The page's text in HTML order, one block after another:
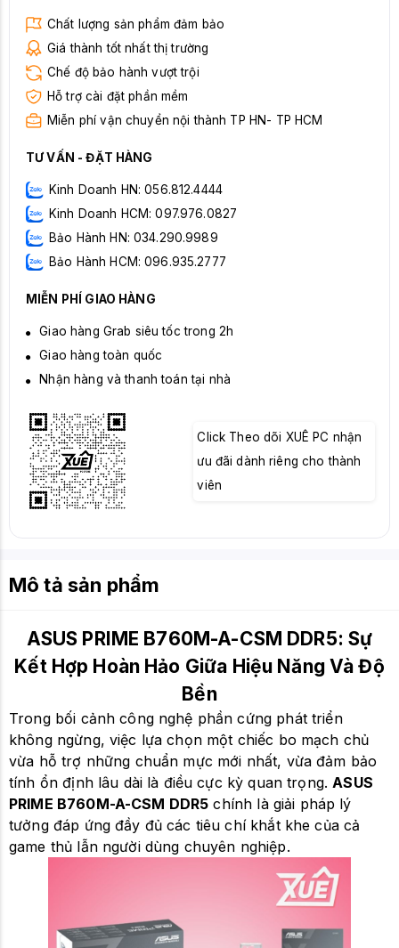
Chất lượng sản phẩm đảm bảo
Giá thành tốt nhất thị trường
Chế độ bảo hành vượt trội
Hỗ trợ cài đặt phần mềm
Miễn phí vận chuyển nội thành TP HN- TP HCM
TƯ VẤN - ĐẶT HÀNG
Kinh Doanh HN: 056.812.4444
Kinh Doanh HCM: 097.976.0827
Bảo Hành HN: 034.290.9989
Bảo Hành HCM: 096.935.2777
MIỄN PHÍ GIAO HÀNG
Giao hàng Grab siêu tốc trong 2h
Giao hàng toàn quốc
Nhận hàng và thanh toán tại nhà
Click Theo dõi XUÊ PC nhận
ưu đãi dành riêng cho thành
viên
Mô tả sản phẩm
ASUS PRIME B760M-A-CSM DDR5: Sự
Kết Hợp Hoàn Hảo Giữa Hiệu Năng Và Độ
Bền
Trong bối cảnh công nghệ phần cứng phát triển
không ngừng, việc lựa chọn một chiếc bo mạch chủ
vừa hỗ trợ những chuẩn mực mới nhất, vừa đảm bảo
tính ổn định lâu dài là điều cực kỳ quan trọng.ASUS
PRIME B760M-A-CSM DDR5 chính là giải pháp lý
tưởng đáp ứng đầy đủ các tiêu chí khắt khe của cả
game thủ lẫn người dùng chuyên nghiệp.